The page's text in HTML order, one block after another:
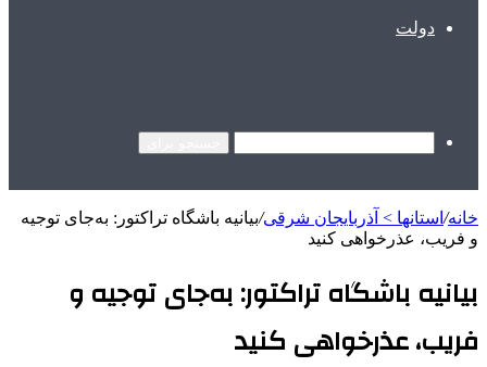
دولت
خانه/ استانها > آذربایجان شرقی/بیانیه باشگاه تراکتور: به‌جای توجیه
و فریب، عذرخواهی کنید
بیانیه باشگاه تراکتور: به‌جای توجیه و
فریب، عذرخواهی کنید